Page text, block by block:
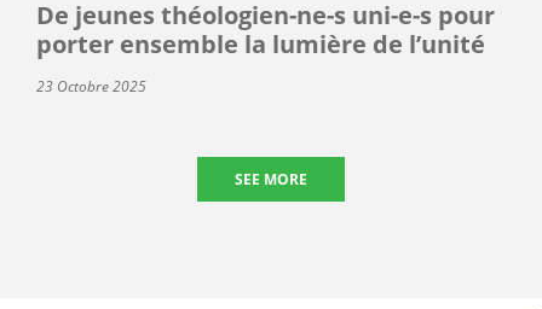
De jeunes théologien-ne-s uni-e-s pour
porter ensemble la lumière de l’unité
23 Octobre 2025
SEE MORE